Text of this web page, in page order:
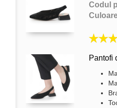
Codul
Pantofi